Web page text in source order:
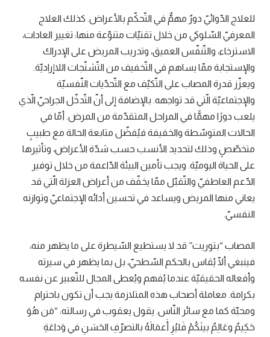
للعلاج الدّوائيّ دورٌ مهمٌّ في التّحكّم بالأعراض. كذلك العلاج
المعرفيّ السّلوكي من خلال تقنيّات متنوّعة منها: تغيير العادات،
الاسترخاء، والتّنفّس العميق، وتدريب المريض على الإدراك
والإستجابة ممّا يساهم في التّخفيف من التّشنّجات اللاإراديّة.
ويعزّز قدرة المصاب على التّكيّف مع التّحدّيات النّفسيّة
والإجتماعيّة الّتي قد تواجهه. بالإضافة إلى أنّ التّدخّل الجراحيّ الّذي
يلعب دورًا مهمًّا في المراحل المتقدّمة من المرض. أمّا في
الحالات المتوسّطة والخفيفة فيُفضّل متابعة الحالة مع طبيبٍ
متخصّصٍ وذلك لتحديد الأنسب حسب شدّة الأعراض، وتأثيرها
على الحياة اليوميّة. ويجب تأمين البيئة الدّاعمة من خلال توفير
الدّعم العاطفيّ والتّقبّل ممّا يخفّف من أعراض العزلة الّتي قد
يعاني منها المريض ويساعد في تحسين أدائه الإجتماعيّ وتوازنه
النفسيّ.
المصاب “بتوريت” قد لا يستطيع السّيطرة على ما يظهر منه،
فينبغي ألّا يُقاس بالحكم السّطحيّ، بل بما يظهر في سيرته
وأفعاله الحقيقيّة عندما يُفهم ويُعطى المجال للتّعبير عن نفسه
بكرامة. معاملة أصحاب هذه المتلازمة يجب أن تكون باحترام
ومحبّة كما مع سائر النّاس. يقول يعقوب في رسالته: “مَن هُوَ
حَكِيمٌ وعَالِمٌ بينَكُمْ فَليُرِ أَعمَالَهُ بالتصرّفِ الحَسَنِ في وَداعَةِ